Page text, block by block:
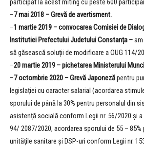
participat la acest miting cu peste 600
–7 mai 2018 – Grevă de avertisment.
–1 martie 2019 –convocarea Comisiei de
Institutiei Prefectului Judetului Constanța –
să găsească soluții de modificare a OUG 114/
–20 martie 2019 –pichetarea Ministerului
–7 octombrie 2020 –Grevă Japonezăpentru
legislației cu caracter salarial (acordarea
sporului de până la 30% pentru personalul din
asistență socială conform Legii nr. 56/2020 și
94/ 2087/2020, acordarea sporului de 55 –
unitățile sanitare și DSP-uri conform Legii nr.